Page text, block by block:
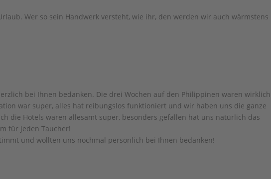
Wer so sein Handwerk versteht, wie ihr, den werden wir auch wärmstens
bei Ihnen bedanken. Die drei Wochen auf den Philippinen waren wirklich
war super, alles hat reibungslos funktioniert und wir haben uns die ganze
die Hotels waren allesamt super, besonders gefallen hat uns natürlich das
für jeden Taucher!
und wollten uns nochmal persönlich bei Ihnen bedanken!